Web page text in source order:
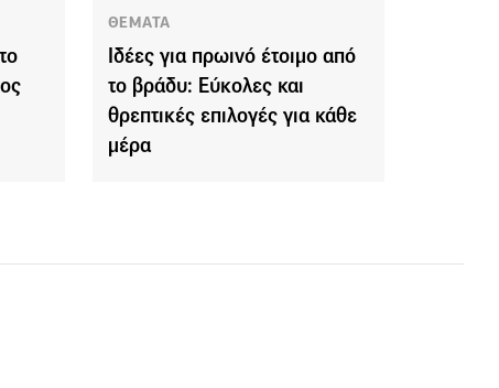
ΘΕΜΑΤΑ
Ιδέες για πρωινό έτοιμο από
το βράδυ: Εύκολες και
θρεπτικές επιλογές για κάθε
μέρα